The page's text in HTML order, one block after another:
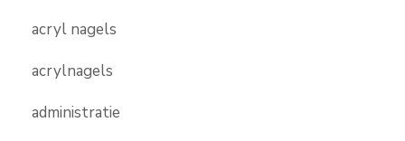
acryl nagels
acrylnagels
administratie